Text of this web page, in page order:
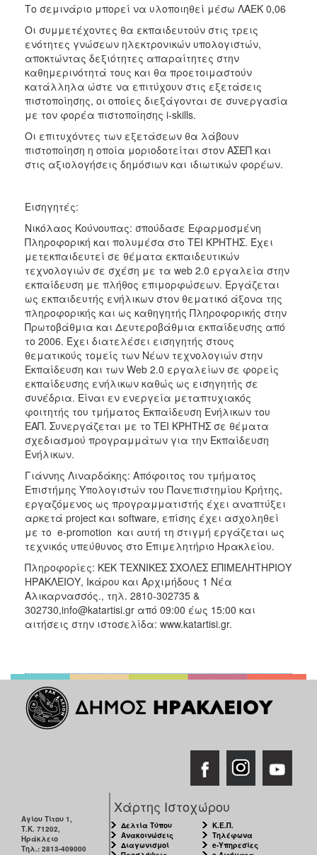
Το σεμινάριο μπορεί να υλοποιηθεί μέσω ΛΑΕΚ 0,06
Οι συμμετέχοντες θα εκπαιδευτούν στις τρεις
ενότητες γνώσεων ηλεκτρονικών υπολογιστών,
αποκτώντας δεξιότητες απαραίτητες στην
καθημερινότητά τους και θα προετοιμαστούν
κατάλληλα ώστε να επιτύχουν στις εξετάσεις
πιστοποίησης, οι οποίες διεξάγονται σε συνεργασία
με τον φορέα πιστοποίησης i-skills.
Οι επιτυχόντες των εξετάσεων θα λάβουν
πιστοποίηση η οποία μοριοδοτείται στον ΑΣΕΠ και
στις αξιολογήσεις δημόσιων και ιδιωτικών φορέων.
Εισηγητές:
Νικόλαος Κούνουπας: σπούδασε Εφαρμοσμένη
Πληροφορική και πολυμέσα στο ΤΕΙ ΚΡΗΤΗΣ. Έχει
μετεκπαιδευτεί σε θέματα εκπαιδευτικών
τεχνολογιών σε σχέση με τα web 2.0 εργαλεία στην
εκπαίδευση με πλήθος επιμορφώσεων. Εργάζεται
ως εκπαιδευτής ενήλικων στον θεματικό άξονα της
πληροφορικής και ως καθηγητής Πληροφορικής στην
Πρωτοβάθμια και Δευτεροβάθμια εκπαίδευσης από
το 2006. Έχει διατελέσει εισηγητής στους
θεματικούς τομείς των Νέων τεχνολογιών στην
Εκπαίδευση και των Web 2.0 εργαλείων σε φορείς
εκπαίδευσης ενήλικων καθώς ως εισηγητής σε
συνέδρια. Είναι εν ενεργεία μεταπτυχιακός
φοιτητής του τμήματος Εκπαίδευση Ενήλικων του
ΕΑΠ. Συνεργάζεται με το ΤΕΙ ΚΡΗΤΗΣ σε θέματα
σχεδιασμού προγραμμάτων για την Εκπαίδευση
Ενήλικων.
Γιάννης Λιναρδάκης: Απόφοιτος του τμήματος
Επιστήμης Υπολογιστών του Πανεπιστημίου Κρήτης,
εργαζόμενος ως προγραμματιστής έχει αναπτύξει
αρκετά project και software, επίσης έχει ασχοληθεί
με το e-promotion και αυτή τη στιγμή εργάζεται ως
τεχνικός υπεύθυνος στο Επιμελητήριο Ηρακλείου.
Πληροφορίες: ΚΕΚ ΤΕΧΝΙΚΕΣ ΣΧΟΛΕΣ ΕΠΙΜΕΛΗΤΗΡΙΟΥ
ΗΡΑΚΛΕΙΟΥ, Ικάρου και Αρχιμήδους 1 Νέα
Αλικαρνασσός., τηλ. 2810-302735 &
302730,info@katartisi.gr από 09:00 έως 15:00 και
αιτήσεις στην ιστοσελίδα: www.katartisi.gr.
Αγίου Τίτου 1,
Τ.Κ. 71202,
Ηράκλειο
Τηλ.: 2813-409000
Χάρτης Ιστοχώρου
Δελτία Τύπου
Ανακοινώσεις
Διαγωνισμοί
Κ.Ε.Π.
Τηλέφωνα
e-Υπηρεσίες